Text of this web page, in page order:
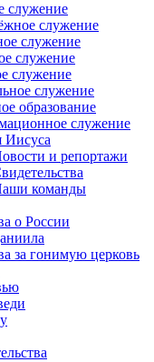
служение
служение
служение
служение
служение
служение
образование
служение
Иисуса
и репортажи
команды
о России
за гонимую церковь